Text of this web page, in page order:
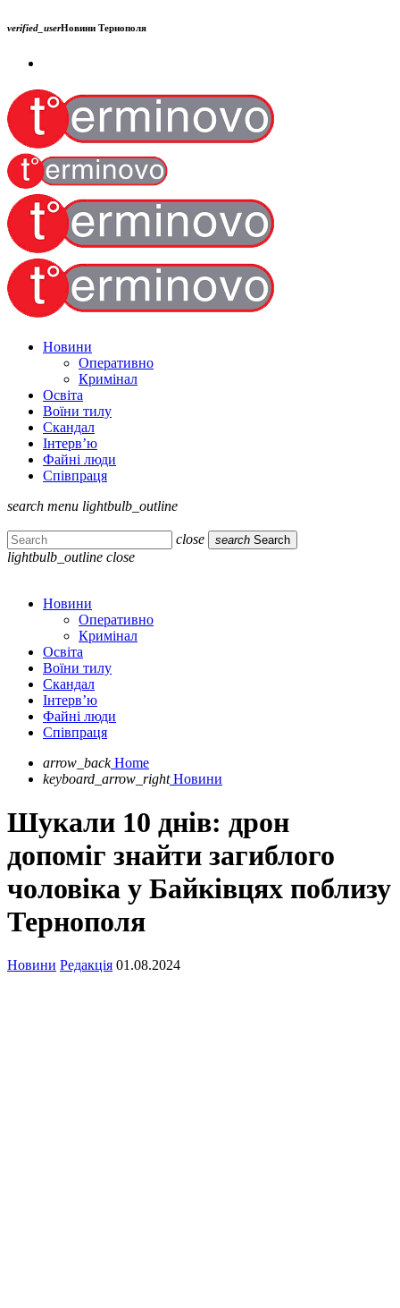
verified_userНовини Тернополя
Новини
Оперативно
Кримінал
Освіта
Воїни тилу
Скандал
Інтерв’ю
Файні люди
Співпраця
search menu lightbulb_outline
close search Search
lightbulb_outline close
Новини
Оперативно
Кримінал
Освіта
Воїни тилу
Скандал
Інтерв’ю
Файні люди
Співпраця
arrow_back Home
keyboard_arrow_right Новини
Шукали 10 днів: дрон
допоміг знайти загиблого
чоловіка у Байківцях поблизу
Тернополя
Новини Редакція 01.08.2024